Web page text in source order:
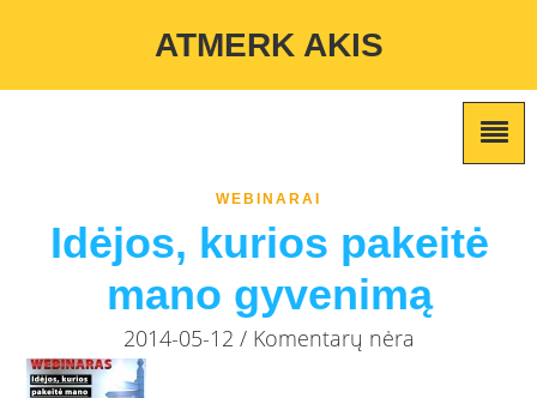
/home/atmerkakis/public_html/wp-content/themes/marketing-
ATMERK AKIS
WEBINARAI
Idėjos, kurios pakeitė
mano gyvenimą
2014-05-12 / Komentarų nėra